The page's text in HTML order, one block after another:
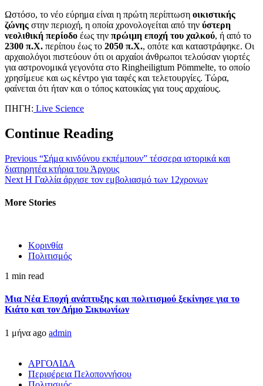
Ωστόσο, το νέο εύρημα είναι η πρώτη περίπτωση οικιστικής
ζώνης στην περιοχή, η οποία χρονολογείται από την ύστερη
νεολιθική περίοδο έως την πρώιμη εποχή του χαλκού, ή από το
2300 π.Χ. περίπου έως το 2050 π.Χ., οπότε και καταστράφηκε. Οι
αρχαιολόγοι πιστεύουν ότι οι αρχαίοι άνθρωποι τελούσαν γιορτές
για αστρονομικά γεγονότα στο Ringheiligtum Pömmelte, το οποίο
χρησίμευε και ως κέντρο για ταφές και τελετουργίες. Τώρα,
φαίνεται ότι ήταν και ο τόπος κατοικίας για τους αρχαίους.
ΠΗΓΗ: Live Science
Continue Reading
Previous “Σήμα κινδύνου εκπέμπουν” τέσσερα ιστορικά και
διατηρητέα κτήρια του Άργους
Next Η Γαλλία άρχισε τον εμβολιασμό των 12χρονων
More Stories
Κορινθία
Πολιτισμός
1 min read
Μια Νέα Εποχή ανάπτυξης και πολιτισμού ξεκίνησε για το
Κιάτο και τον Δήμο Σικυωνίων
1 μήνα ago admin
ΑΡΓΟΛΙΔΑ
Περιφέρεια Πελοποννήσου